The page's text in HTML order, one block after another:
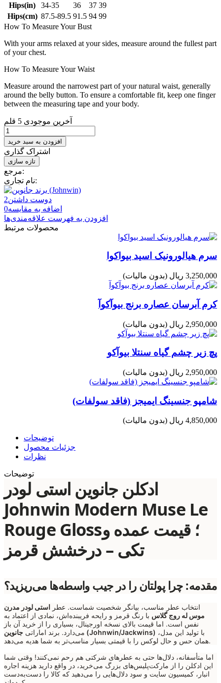
Hips(in)
34-35 36 37 39
Hips(cm) 87.5-89.5 91.5 94 99
How To Measure Your Bust
With your arms relaxed at your sides, measure around the fullest part
of your chest.
How To Measure Your Waist
Measure around the narrowest part of your natural waist, generally
around the belly button. To ensure a comfortable fit, keep one finger
between the measuring tape and your body.
آخرین موجودی 5 قلم
افزودن به سبد خرید
اشتراک گذاری
مرجع:
نام تجاری:
دوست داشتن2
اضافه به مقایسه0
افزودن به فهرست علاقه‌مندی‌ها
محصولات مرتبط
سرم هیالورونیک اسید بیواکوا
3,250,000 ریال (بدون مالیات)
کرم آبرسان عصاره برنج بیوآکوآ
2,950,000 ریال (بدون مالیات)
پچ زیر چشم گیاه سنتلا بیوآکو
2,950,000 ریال (بدون مالیات)
شامپو جنسینگ ایمیجز (فاقد سولفات)
4,850,000 ریال (بدون مالیات)
توضیحات
جزئیات محصول
نظرات
توضیحات
ادکلن جانوین استی لودر
Johnwin Modern Muse Le
Rouge Gloss؛ قیمت عمده و
تکی – درخشش قرمز
مقدمه: چرا پولتان را در جیب واسطه‌ها می‌ریزید؟
انتخاب عطر مناسب، بیانگر شخصیت شماست. عطر استی لودر مدرن
موس له روج گلاس با رنگ قرمز و رایحه فریبنده‌اش، نمادی از اعتماد به
نفس است. اما قیمت بالای نسخه اورجینال، بسیاری را از خرید آن باز
می‌دارد. برند اماراتی جانوین (Johnwin/Jackwins) با تولید این مدل،
همان حس و حال لوکس را با قیمتی بسیار مناسب‌تر به شما هدیه می‌دهد.
اما متأسفانه، دلال‌ها حتی به عطرهای شرکتی هم رحم نمی‌کنند! وقتی شما
این ادکلن را از مارکت‌پلیس‌های بزرگ می‌خرید، در واقع دارید هزینه اجاره
انبار، کمیسیون سایت و سود دلال‌هایی را می‌دهید که کالا را دست‌به‌دست